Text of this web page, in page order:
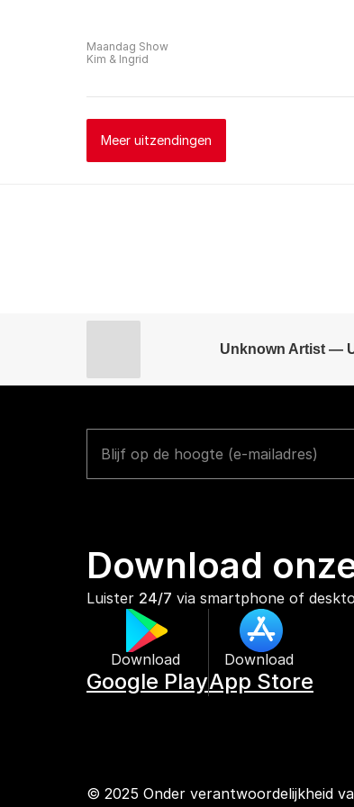
Maandag Show
Kim & Ingrid
Meer uitzendingen
Unknown Artist —
Download
Luister 24/7 via smartphone of
Download
Google Play
Download
App Store
© 2025 Onder verantwoordelijkheid